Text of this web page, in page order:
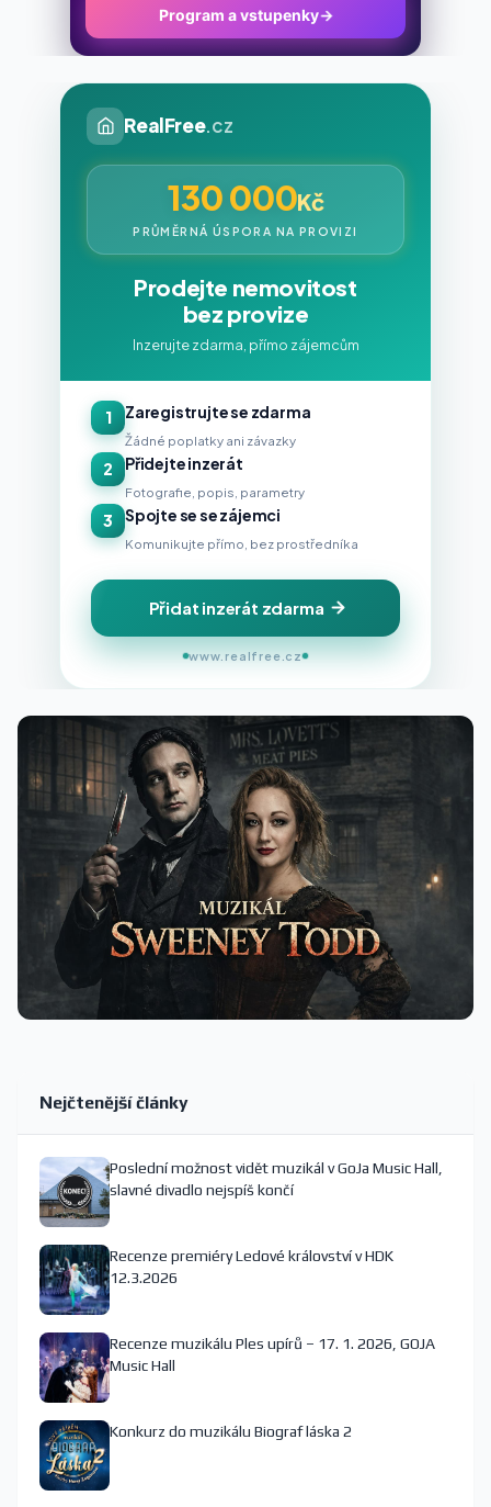
Program a vstupenky →
RealFree.cz
130 000Kč
PRŮMĚRNÁ ÚSPORA NA PROVIZI
Prodejte nemovitost
bez provize
Inzerujte zdarma, přímo zájemcům
1 Zaregistrujte se zdarma
Žádné poplatky ani závazky
2 Přidejte inzerát
Fotografie, popis, parametry
3 Spojte se se zájemci
Komunikujte přímo, bez prostředníka
Přidat inzerát zdarma
www.realfree.cz
Nejčtenější články
Poslední možnost vidět muzikál v GoJa Music Hall,
slavné divadlo nejspíš končí
Recenze premiéry Ledové království v HDK
12.3.2026
Recenze muzikálu Ples upírů – 17. 1. 2026, GOJA
Music Hall
Konkurz do muzikálu Biograf láska 2